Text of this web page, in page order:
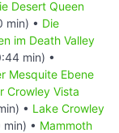
Desert Queen
min) • Die
im Death Valley
min) •
Mesquite Ebene
Crowley Vista
• Lake Crowley
• Mammoth